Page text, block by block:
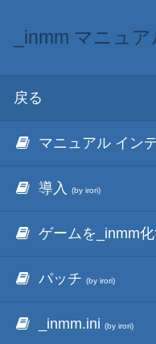
目次
初期設
改造目録
武将デ
フルカ
画像入替
音入替
フル効果
歴代シリー
BGMと
inmm.ini設
_inmm サイト
戻る
_inmm インデ
更新履歴
FAQ(by irori)
_svfw32.dll
avg32tools(by
_inmm マニュ
戻る
マニュアル イン
導入(by irori)
ゲームを_inmm
パッチ(by irori)
_inmm.ini(by irori)